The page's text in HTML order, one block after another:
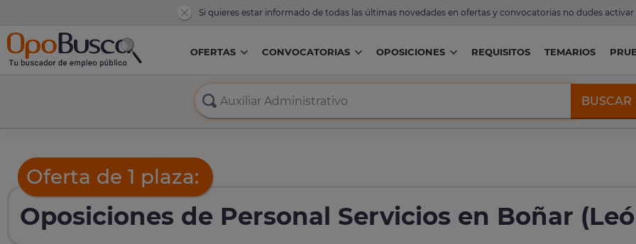
Si quieres estar informado de todas las últimas novedades en ofertas y convocatorias no dudes activar
OFERTAS CONVOCATORIAS OPOSICIONES REQUISITOS TEMARIOS
BUSCAR
Oferta de 1 plaza:
Oposiciones de Personal Servicios en Boñar